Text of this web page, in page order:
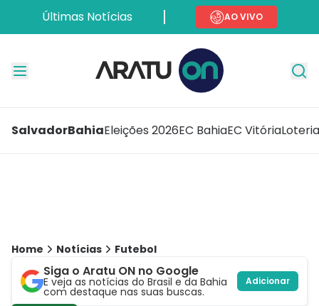
Últimas Notícias AO VIVO
SalvadorBahiaEleições 2026EC BahiaEC Vitória
Home Notícias Futebol
Siga o Aratu ON no Google
E veja as notícias do Brasil e da Bahia
com destaque nas suas buscas.
Adicionar